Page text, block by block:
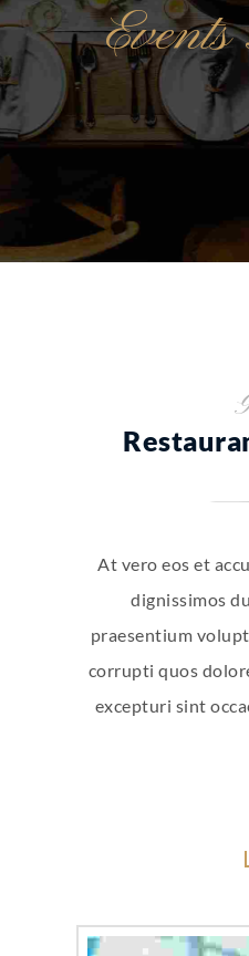
At vero eos et
dignissimos
praesentium
corrupti quos
excepturi sint